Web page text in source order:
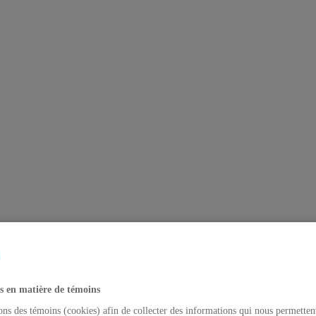
en matière de témoins
des témoins (cookies) afin de collecter des informations qui nous